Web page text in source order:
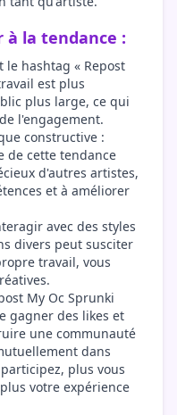
à la tendance :
hashtag « Repost
est plus
plus large, ce qui
l'engagement.
constructive :
de cette tendance
d'autres artistes,
et à améliorer
avec des styles
divers peut susciter
travail, vous
My Oc Sprunki
gagner des likes et
une communauté
dans
plus vous
votre expérience